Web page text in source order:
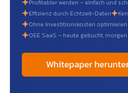
Profitabler werden – einfach und
Effizienz durch Echtzeit-Daten
Ohne Investitionskosten optimieren
OEE SaaS – heute gebucht,